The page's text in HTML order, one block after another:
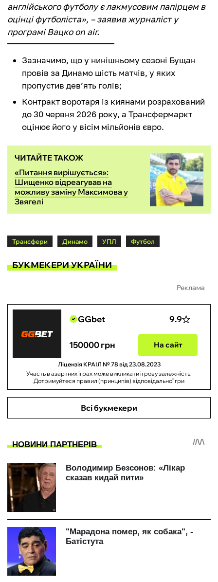
англійського футболу є лакмусовим папірцем в
оцінці футболіста», – заявив журналіст у
програмі Вацко on air.
Зазначимо, що у нинішньому сезоні Бущан
провів за Динамо шість матчів, у яких
пропустив дев’ять голів;
Контракт воротаря із киянами розрахований
до 30 червня 2026 року, а Трансфермаркт
оцінює його у вісім мільйонів євро.
ЧИТАЙТЕ ТАКОЖ
«Питання вирішується»:
Шищенко відреагував на
можливу заміну Максимова у
Звягелі
Трансфери Динамо УПЛ Футбол
БУКМЕКЕРИ УКРАЇНИ
Реклама
GGbet 9.9
150000 грн На сайт
Ліцензія КРАІЛ № 78 від 23.08.2023
Участь в азартних іграх може викликати ігрову залежність.
Дотримуйтеся правил (принципів) відповідальної гри
Всі букмекери